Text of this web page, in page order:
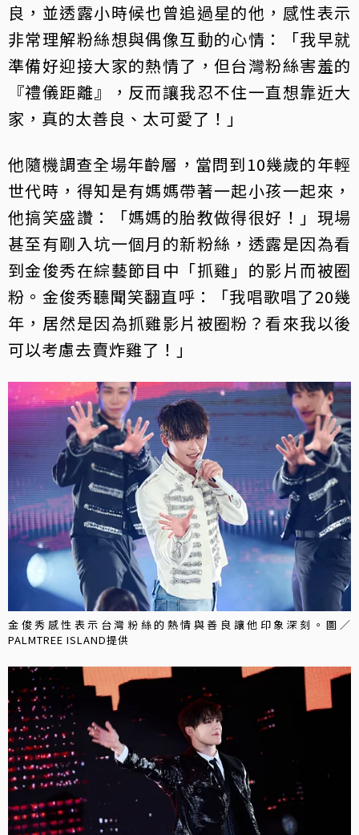
良，並透露小時候也曾追過星的他，感性表示
非常理解粉絲想與偶像互動的心情：「我早就
準備好迎接大家的熱情了，但台灣粉絲害羞的
『禮儀距離』，反而讓我忍不住一直想靠近大
家，真的太善良、太可愛了！」
他隨機調查全場年齡層，當問到10幾歲的年輕
世代時，得知是有媽媽帶著一起小孩一起來，
他搞笑盛讚：「媽媽的胎教做得很好！」現場
甚至有剛入坑一個月的新粉絲，透露是因為看
到金俊秀在綜藝節目中「抓雞」的影片而被圈
粉。金俊秀聽聞笑翻直呼：「我唱歌唱了20幾
年，居然是因為抓雞影片被圈粉？看來我以後
可以考慮去賣炸雞了！」
金俊秀感性表示台灣粉絲的熱情與善良讓他印象深刻。圖／
PALMTREE ISLAND提供